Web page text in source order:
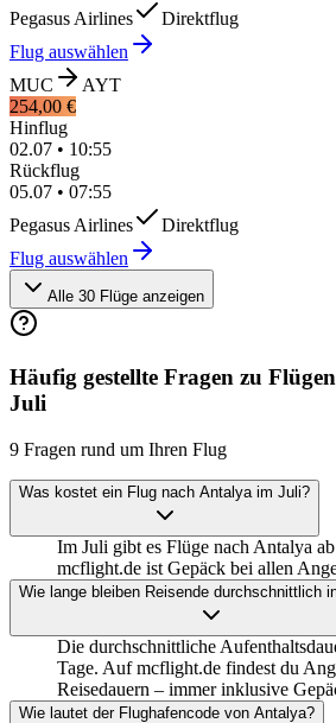
Pegasus Airlines
Direktflug
Flug auswählen
MUC
AYT
254,00 €
Hinflug
02.07 • 10:55
Rückflug
05.07 • 07:55
Pegasus Airlines
Direktflug
Flug auswählen
Alle 30 Flüge anzeigen
Häufig gestellte Fragen zu
Juli
9 Fragen rund um Ihren Flug
Was kostet ein Flug nach Antalya im Juli?
Im Juli gibt es Flüge nach Antalya
mcflight.de ist Gepäck bei allen
Wie lange bleiben Reisende durchschnittlich
Die durchschnittliche
Tage. Auf mcflight.de findest du
Reisedauern – immer inklusive
Wie lautet der Flughafencode von Antalya?